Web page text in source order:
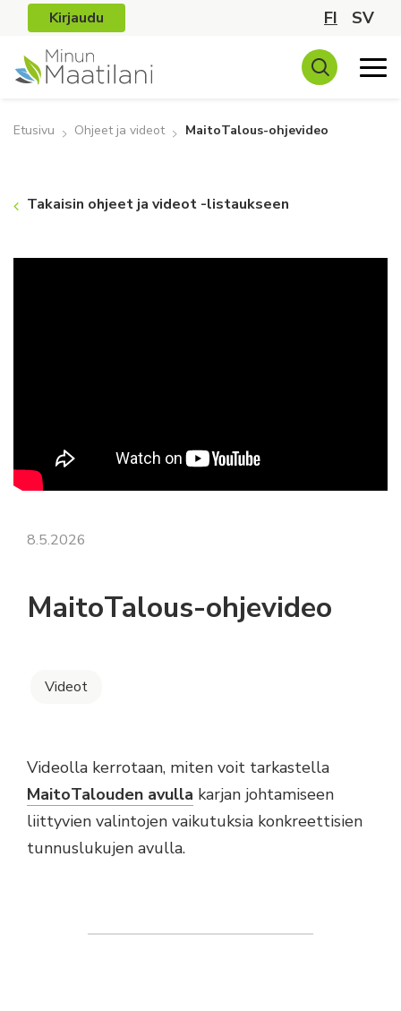
Kirjaudu FI SV
Etusivu Ohjeet ja videot MaitoTalous-ohjevideo
Takaisin ohjeet ja videot -listaukseen
8.5.2026
MaitoTalous-ohjevideo
Videot
Videolla kerrotaan, miten voit tarkastella
MaitoTalouden avulla karjan johtamiseen
liittyvien valintojen vaikutuksia konkreettisien
tunnuslukujen avulla.